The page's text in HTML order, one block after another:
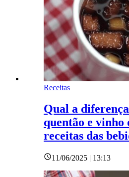
Receitas
Qual a
quentão e vinho
receitas das
11/06/2025 | 13:13